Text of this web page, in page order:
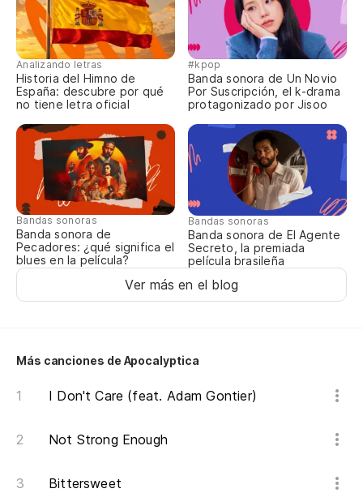
Analizando letras
Historia del Himno de
España: descubre por qué
no tiene letra oficial
#kpop
Banda sonora de Un Novio
Por Suscripción, el k-drama
protagonizado por Jisoo
Bandas sonoras
Banda sonora de
Pecadores: ¿qué significa el
blues en la película?
Bandas sonoras
Banda sonora de El Agente
Secreto, la premiada
película brasileña
Ver más en el blog
Más canciones de Apocalyptica
I Don't Care (feat. Adam Gontier)
Not Strong Enough
Bittersweet